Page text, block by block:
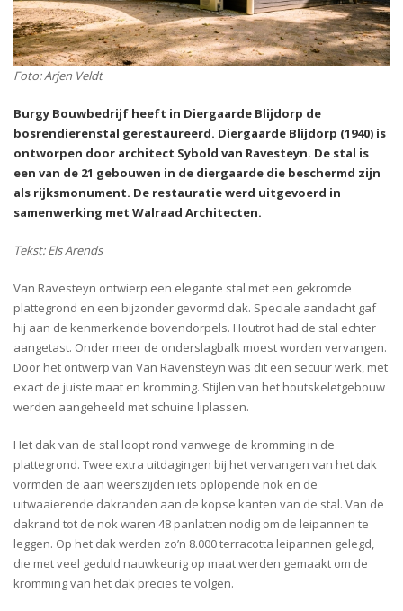
Foto: Arjen Veldt
Burgy Bouwbedrijf heeft in Diergaarde Blijdorp de
bosrendierenstal gerestaureerd. Diergaarde Blijdorp (1940) is
ontworpen door architect Sybold van Ravesteyn. De stal is
een van de 21 gebouwen in de diergaarde die beschermd zijn
als rijksmonument. De restauratie werd uitgevoerd in
samenwerking met Walraad Architecten.
Tekst: Els Arends
Van Ravesteyn ontwierp een elegante stal met een gekromde
plattegrond en een bijzonder gevormd dak. Speciale aandacht gaf
hij aan de kenmerkende bovendorpels. Houtrot had de stal echter
aangetast. Onder meer de onderslagbalk moest worden vervangen.
Door het ontwerp van Van Ravensteyn was dit een secuur werk, met
exact de juiste maat en kromming. Stijlen van het houtskeletgebouw
werden aangeheeld met schuine liplassen.
Het dak van de stal loopt rond vanwege de kromming in de
plattegrond. Twee extra uitdagingen bij het vervangen van het dak
vormden de aan weerszijden iets oplopende nok en de
uitwaaierende dakranden aan de kopse kanten van de stal. Van de
dakrand tot de nok waren 48 panlatten nodig om de leipannen te
leggen. Op het dak werden zo’n 8.000 terracotta leipannen gelegd,
die met veel geduld nauwkeurig op maat werden gemaakt om de
kromming van het dak precies te volgen.